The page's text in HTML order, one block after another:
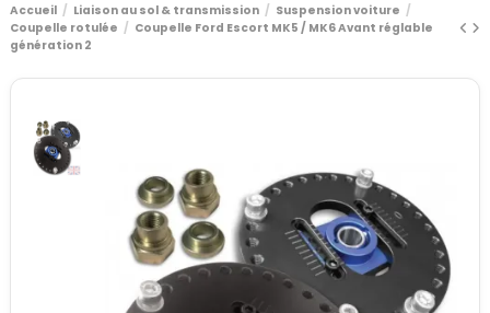
Accueil Liaison au sol & transmission
Suspension voiture
Coupelle rotulée
Coupelle Ford Escort MK5 / MK6 Avant réglable
génération 2